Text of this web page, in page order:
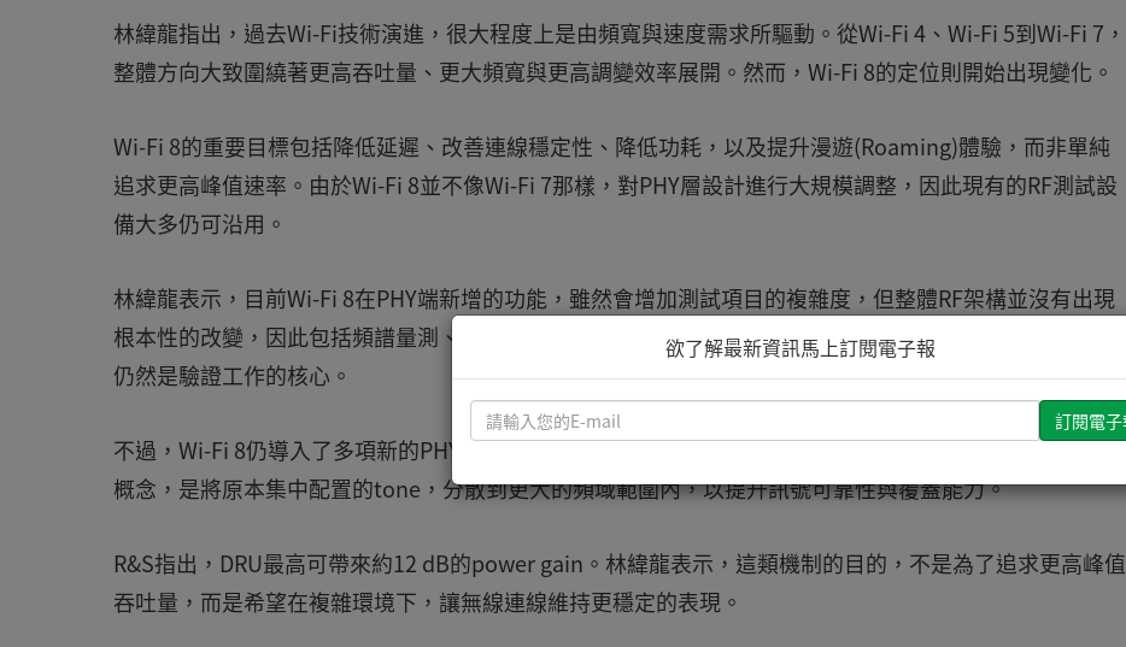
林緯龍指出，過去Wi-Fi技術演進，很大程度上是由頻寬與速度需求所驅動。從Wi-Fi 4、Wi-Fi 5到Wi-Fi 7，
整體方向大致圍繞著更高吞吐量、更大頻寬與更高調變效率展開。然而，Wi-Fi 8的定位則開始出現變化。
Wi-Fi 8的重要目標包括降低延遲、改善連線穩定性、降低功耗，以及提升漫遊(Roaming)體驗，而非單純
追求更高峰值速率。由於Wi-Fi 8並不像Wi-Fi 7那樣，對PHY層設計進行大規模調整，因此現有的RF測試設
備大多仍可沿用。
林緯龍表示，目前Wi-Fi 8在PHY端新增的功能，雖然會增加測試項目的複雜度，但整體RF架構並沒有出現
根本性的改變，因此包括頻譜量測、EVM(Error Vector Magnitude)、靈敏度、功率精度等既有測試項目，
仍然是驗證工作的核心。
不過，Wi-Fi 8仍導入了多項新的PHY機制。其中之一是DRU(Distributed Resource Unit)。這項技術的核心
概念，是將原本集中配置的tone，分散到更大的頻域範圍內，以提升訊號可靠性與覆蓋能力。
R&S指出，DRU最高可帶來約12 dB的power gain。林緯龍表示，這類機制的目的，不是為了追求更高峰值
吞吐量，而是希望在複雜環境下，讓無線連線維持更穩定的表現。
欲了解最新資訊馬上訂閱電子報
輸
您
E-